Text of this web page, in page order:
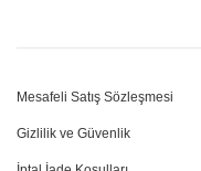
Mesafeli Satış Sözleşmesi
Gizlilik ve Güvenlik